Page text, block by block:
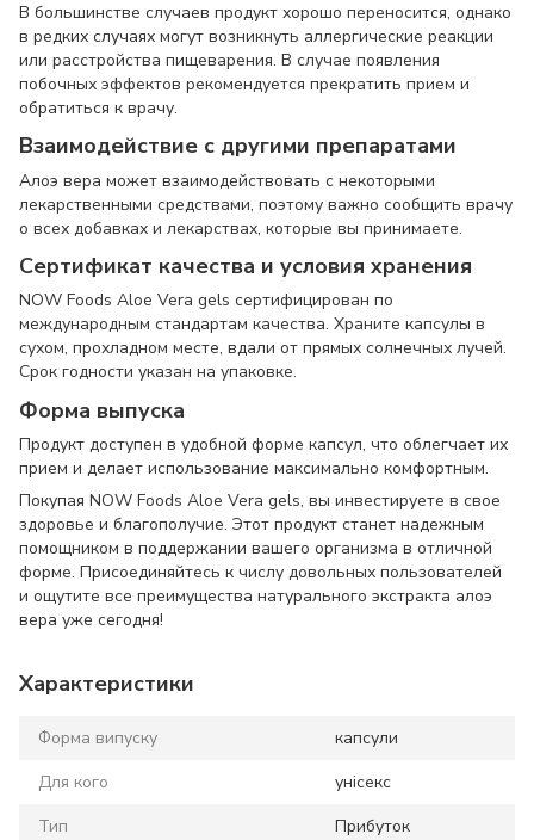
В большинстве случаев продукт хорошо переносится, однако
в редких случаях могут возникнуть аллергические реакции
или расстройства пищеварения. В случае появления
побочных эффектов рекомендуется прекратить прием и
обратиться к врачу.
Взаимодействие с другими препаратами
Алоэ вера может взаимодействовать с некоторыми
лекарственными средствами, поэтому важно сообщить врачу
о всех добавках и лекарствах, которые вы принимаете.
Сертификат качества и условия хранения
NOW Foods Aloe Vera gels сертифицирован по
международным стандартам качества. Храните капсулы в
сухом, прохладном месте, вдали от прямых солнечных лучей.
Срок годности указан на упаковке.
Форма выпуска
Продукт доступен в удобной форме капсул, что облегчает их
прием и делает использование максимально комфортным.
Покупая NOW Foods Aloe Vera gels, вы инвестируете в свое
здоровье и благополучие. Этот продукт станет надежным
помощником в поддержании вашего организма в отличной
форме. Присоединяйтесь к числу довольных пользователей
и ощутите все преимущества натурального экстракта алоэ
вера уже сегодня!
Характеристики
Форма випуску
капсули
Для кого
унісекс
Тип
Прибуток